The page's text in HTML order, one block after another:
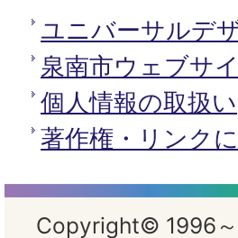
ユニバーサルデ
泉南市ウェブサ
個人情報の取扱い
著作権・リンク
Copyright© 1996